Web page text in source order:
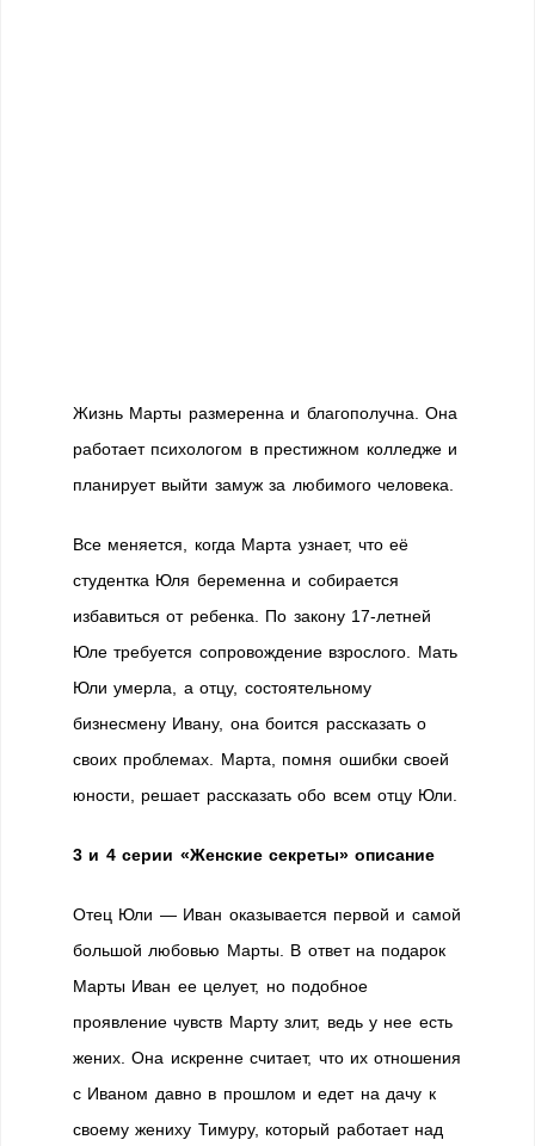
Жизнь Марты размеренна и благополучна. Она
работает психологом в престижном колледже и
планирует выйти замуж за любимого человека.
Все меняется, когда Марта узнает, что её
студентка Юля беременна и собирается
избавиться от ребенка. По закону 17-летней
Юле требуется сопровождение взрослого. Мать
Юли умерла, а отцу, состоятельному
бизнесмену Ивану, она боится рассказать о
своих проблемах. Марта, помня ошибки своей
юности, решает рассказать обо всем отцу Юли.
3 и 4 серии «Женские секреты» описание
Отец Юли — Иван оказывается первой и самой
большой любовью Марты. В ответ на подарок
Марты Иван ее целует, но подобное
проявление чувств Марту злит, ведь у нее есть
жених. Она искренне считает, что их отношения
с Иваном давно в прошлом и едет на дачу к
своему жениху Тимуру, который работает над